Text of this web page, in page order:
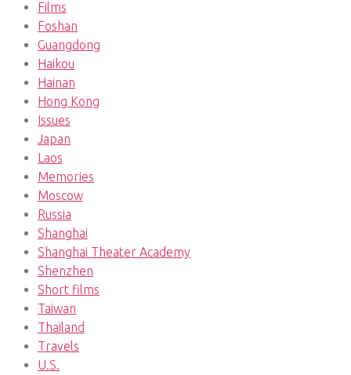
Films
Foshan
Guangdong
Haikou
Hainan
Hong Kong
Issues
Japan
Laos
Memories
Moscow
Russia
Shanghai
Shanghai Theater Academy
Shenzhen
Short films
Taiwan
Thailand
Travels
U.S.